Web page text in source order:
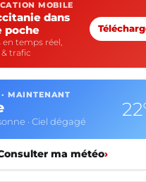
MOBILE
dans
poche
en temps réel,
trafic
· MAINTENANT
Ciel dégagé
ma météo›